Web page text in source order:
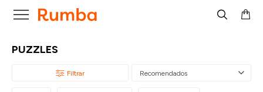

PUZZLES
Recomendados